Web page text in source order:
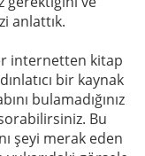
anlattık.
internetten kitap
bir kaynak
bulamadığınız
Bu
şeyi merak eden